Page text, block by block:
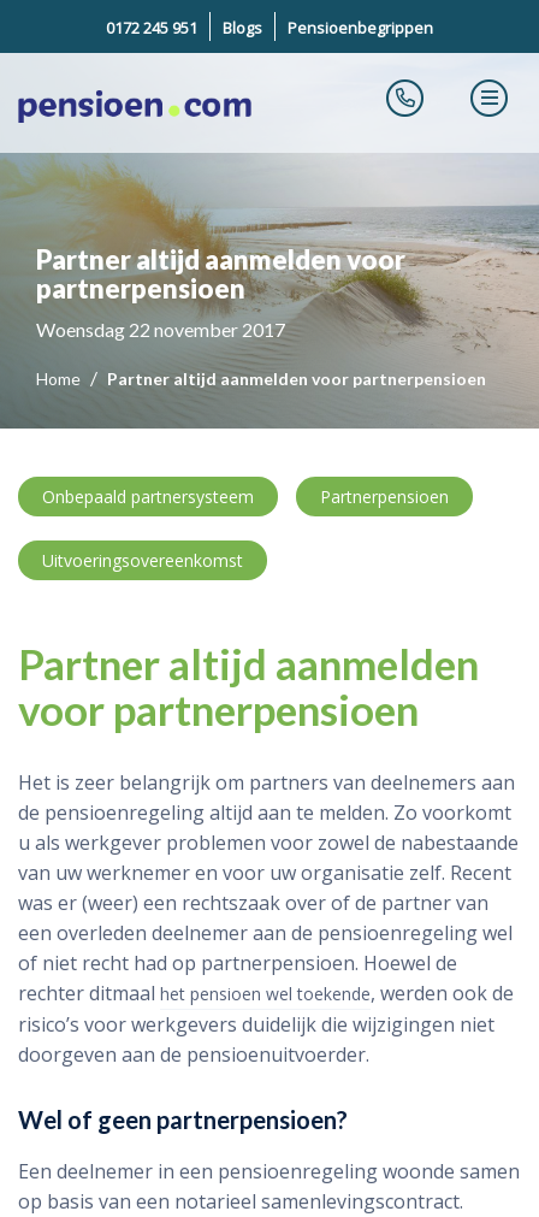
0172 245 951 Blogs Pensioenbegrippen
Partner altijd aanmelden voor
partnerpensioen
Woensdag 22 november 2017
Home Partner altijd aanmelden voor partnerpensioen
Onbepaald partnersysteem Partnerpensioen
Uitvoeringsovereenkomst
Partner altijd aanmelden
voor partnerpensioen
Het is zeer belangrijk om partners van deelnemers aan
de pensioenregeling altijd aan te melden. Zo voorkomt
u als werkgever problemen voor zowel de nabestaande
van uw werknemer en voor uw organisatie zelf. Recent
was er (weer) een rechtszaak over of de partner van
een overleden deelnemer aan de pensioenregeling wel
of niet recht had op partnerpensioen. Hoewel de
rechter ditmaal het pensioen wel toekende, werden ook de
risico’s voor werkgevers duidelijk die wijzigingen niet
doorgeven aan de pensioenuitvoerder.
Wel of geen partnerpensioen?
Een deelnemer in een pensioenregeling woonde samen
op basis van een notarieel samenlevingscontract.